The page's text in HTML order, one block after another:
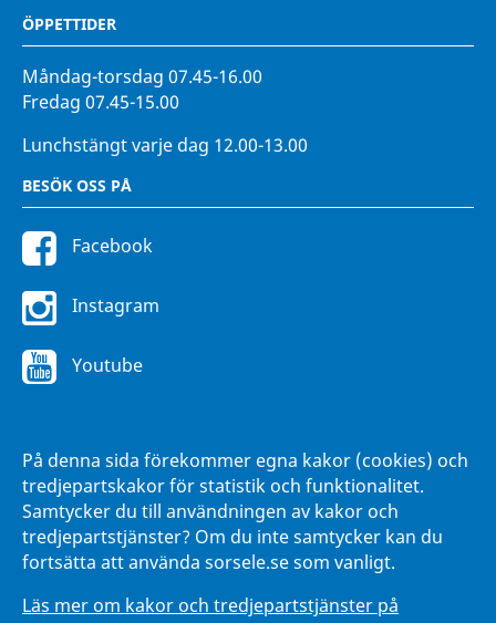
På denna sida förekommer egna kakor (cookies) och
tredjepartskakor för statistik och funktionalitet.
Samtycker du till användningen av kakor och
tredjepartstjänster? Om du inte samtycker kan du
fortsätta att använda sorsele.se som vanligt.
Läs mer om kakor och tredjepartstjänster på
ÖPPETTIDER
Måndag-torsdag 07.45-16.00
Fredag 07.45-15.00
Lunchstängt varje dag 12.00-13.00
BESÖK OSS PÅ
Facebook
Instagram
Youtube
Intranätet Hänna